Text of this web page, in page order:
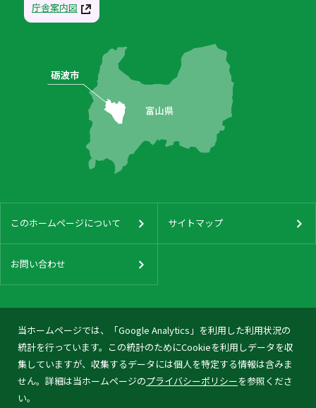
当ホームページでは、「Google Analytics」を利用した利用状況の
統計を行っています。この統計のためにCookieを利用しデータを収
集していますが、収集するデータには個人を特定する情報は含みま
せん。詳細は当ホームページのプライバシーポリシーを参照くださ
い。
庁舎案内図
このホームページについて サイトマップ
お問い合わせ